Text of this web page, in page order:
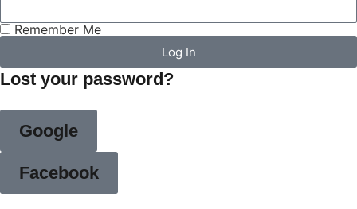
Remember Me
Log In
Lost your password?
Google
Facebook